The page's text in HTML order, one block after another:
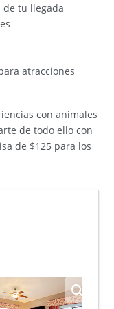
de tu llegada
atracciones
con animales
de todo ello con
de $125 para los